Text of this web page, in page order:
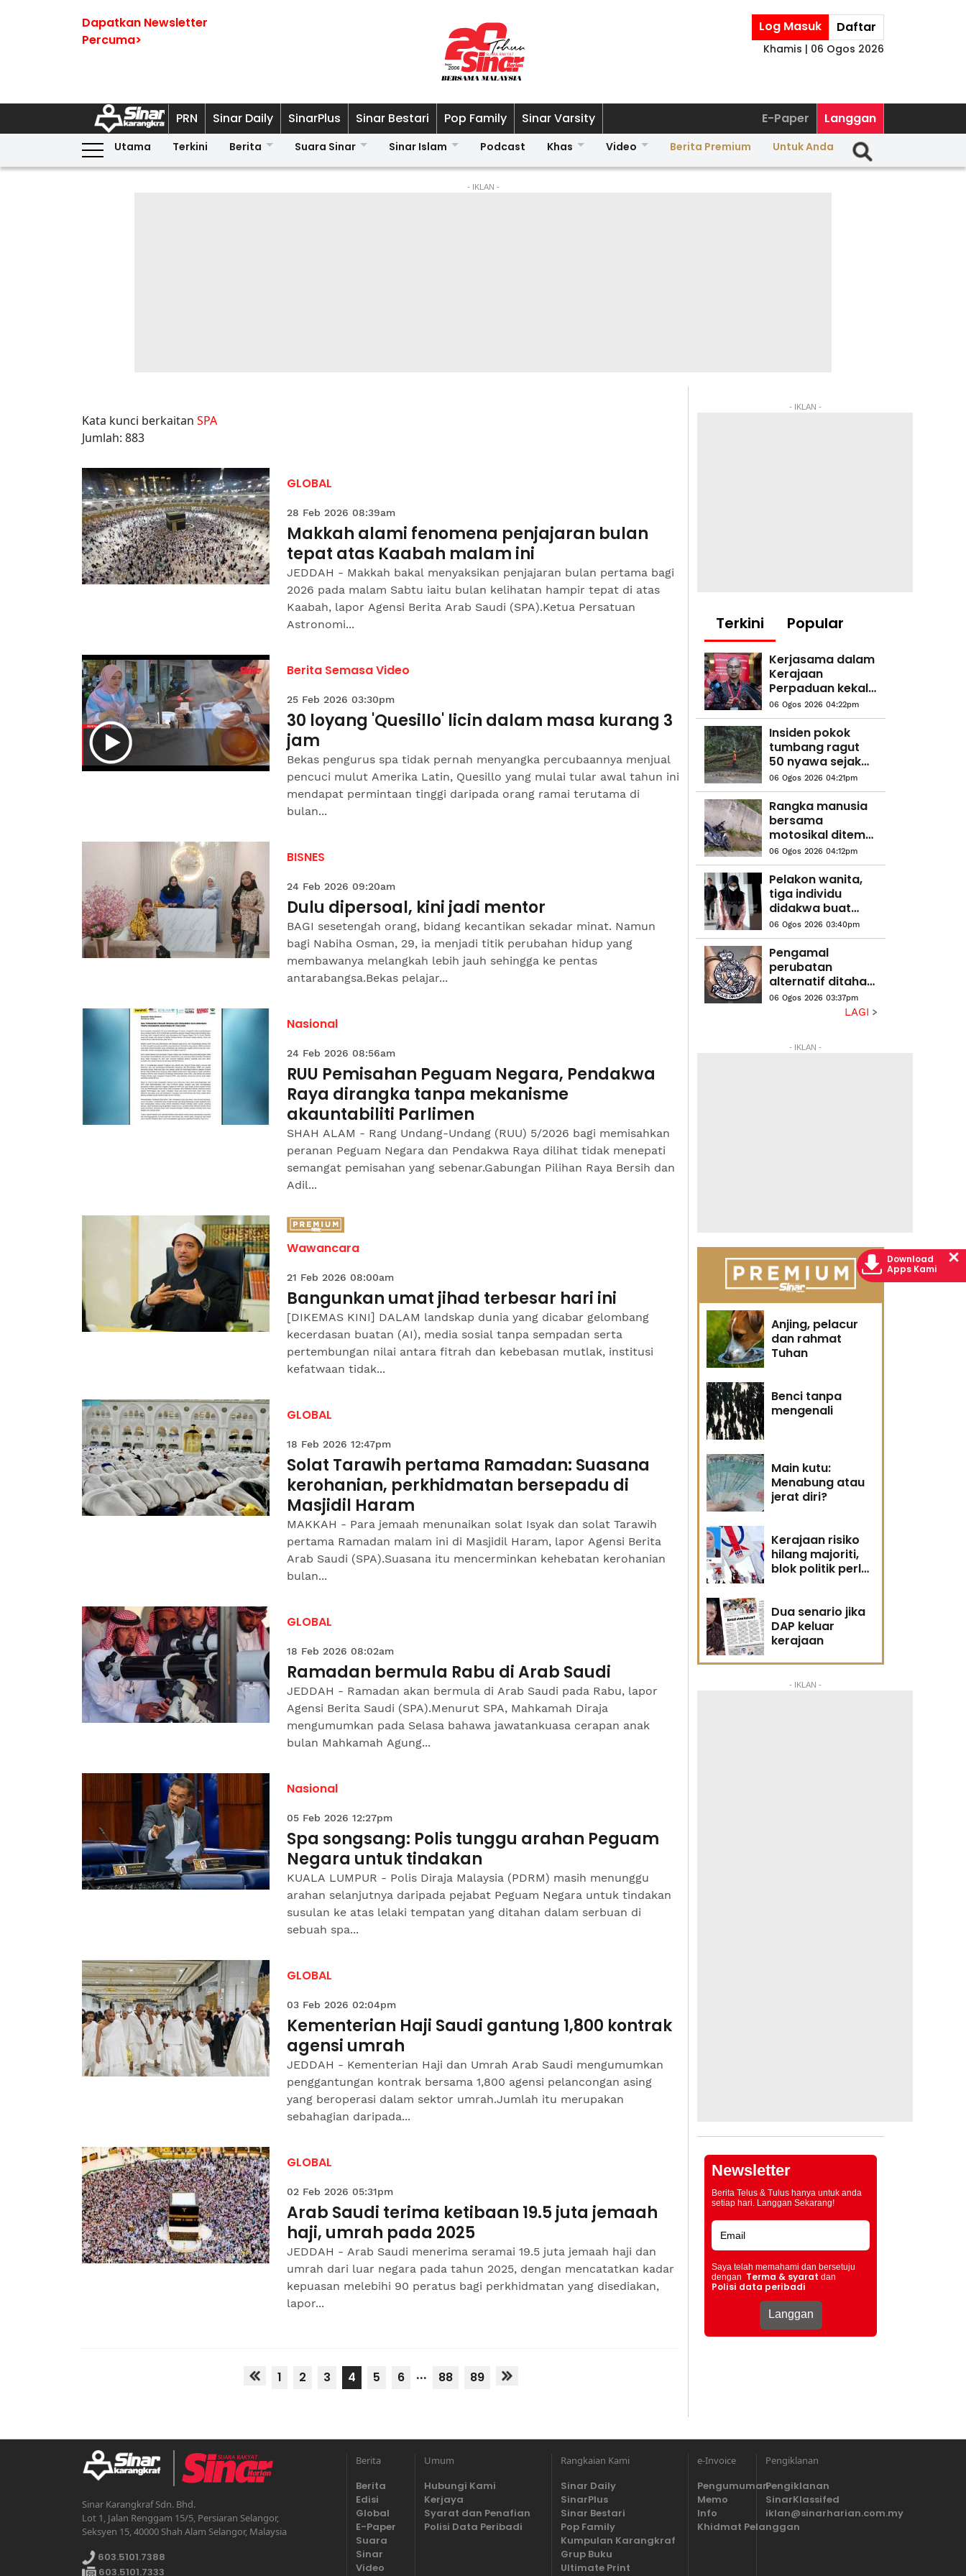
Dapatkan Newsletter
Percuma>
Log Masuk Daftar
Khamis | 06 Ogos 2026
PRN Sinar Daily SinarPlus Sinar Bestari Pop Family Sinar Varsity E-Paper Langgan
Utama Terkini Berita Suara Sinar Sinar Islam Podcast Khas Video Berita Premium Untuk Anda
- IKLAN -
Kata kunci berkaitan SPA
Jumlah: 883
GLOBAL
28 Feb 2026 08:39am
Makkah alami fenomena penjajaran bulan
tepat atas Kaabah malam ini
JEDDAH - Makkah bakal menyaksikan penjajaran bulan pertama bagi
2026 pada malam Sabtu iaitu bulan kelihatan hampir tepat di atas
Kaabah, lapor Agensi Berita Arab Saudi (SPA).Ketua Persatuan
Astronomi...
Berita Semasa Video
25 Feb 2026 03:30pm
30 loyang 'Quesillo' licin dalam masa kurang 3
jam
Bekas pengurus spa tidak pernah menyangka percubaannya menjual
pencuci mulut Amerika Latin, Quesillo yang mulai tular awal tahun ini
mendapat permintaan tinggi daripada orang ramai terutama di
bulan...
BISNES
24 Feb 2026 09:20am
Dulu dipersoal, kini jadi mentor
BAGI sesetengah orang, bidang kecantikan sekadar minat. Namun
bagi Nabiha Osman, 29, ia menjadi titik perubahan hidup yang
membawanya melangkah lebih jauh sehingga ke pentas
antarabangsa.Bekas pelajar...
Nasional
24 Feb 2026 08:56am
RUU Pemisahan Peguam Negara, Pendakwa
Raya dirangka tanpa mekanisme
akauntabiliti Parlimen
SHAH ALAM - Rang Undang-Undang (RUU) 5/2026 bagi memisahkan
peranan Peguam Negara dan Pendakwa Raya dilihat tidak menepati
semangat pemisahan yang sebenar.Gabungan Pilihan Raya Bersih dan
Adil...
Wawancara
21 Feb 2026 08:00am
Bangunkan umat jihad terbesar hari ini
[DIKEMAS KINI] DALAM landskap dunia yang dicabar gelombang
kecerdasan buatan (AI), media sosial tanpa sempadan serta
pertembungan nilai antara fitrah dan kebebasan mutlak, institusi
kefatwaan tidak...
GLOBAL
18 Feb 2026 12:47pm
Solat Tarawih pertama Ramadan: Suasana
kerohanian, perkhidmatan bersepadu di
Masjidil Haram
MAKKAH - Para jemaah menunaikan solat Isyak dan solat Tarawih
pertama Ramadan malam ini di Masjidil Haram, lapor Agensi Berita
Arab Saudi (SPA).Suasana itu mencerminkan kehebatan kerohanian
bulan...
GLOBAL
18 Feb 2026 08:02am
Ramadan bermula Rabu di Arab Saudi
JEDDAH - Ramadan akan bermula di Arab Saudi pada Rabu, lapor
Agensi Berita Saudi (SPA).Menurut SPA, Mahkamah Diraja
mengumumkan pada Selasa bahawa jawatankuasa cerapan anak
bulan Mahkamah Agung...
Nasional
05 Feb 2026 12:27pm
Spa songsang: Polis tunggu arahan Peguam
Negara untuk tindakan
KUALA LUMPUR - Polis Diraja Malaysia (PDRM) masih menunggu
arahan selanjutnya daripada pejabat Peguam Negara untuk tindakan
susulan ke atas lelaki tempatan yang ditahan dalam serbuan di
sebuah spa...
GLOBAL
03 Feb 2026 02:04pm
Kementerian Haji Saudi gantung 1,800 kontrak
agensi umrah
JEDDAH - Kementerian Haji dan Umrah Arab Saudi mengumumkan
penggantungan kontrak bersama 1,800 agensi pelancongan asing
yang beroperasi dalam sektor umrah.Jumlah itu merupakan
sebahagian daripada...
GLOBAL
02 Feb 2026 05:31pm
Arab Saudi terima ketibaan 19.5 juta jemaah
haji, umrah pada 2025
JEDDAH - Arab Saudi menerima seramai 19.5 juta jemaah haji dan
umrah dari luar negara pada tahun 2025, dengan mencatatkan kadar
kepuasan melebihi 90 peratus bagi perkhidmatan yang disediakan,
lapor...
1 2 3 4 5 6 ... 88 89
- IKLAN -
Terkini Popular
Kerjasama dalam
Kerajaan
Perpaduan kekal
utuh, stabil -
Fahmi
06 Ogos 2026 04:22pm
Insiden pokok
tumbang ragut
50 nyawa sejak
2021
06 Ogos 2026 04:21pm
Rangka manusia
bersama
motosikal ditemui
dalam longkang
06 Ogos 2026 04:12pm
Pelakon wanita,
tiga individu
didakwa buat
tuntutan palsu
insentif PERKESO
06 Ogos 2026 03:40pm
Pengamal
perubatan
alternatif ditahan
disyaki cabul
pelanggan wanita
06 Ogos 2026 03:37pm
LAGI
- IKLAN -
Anjing, pelacur
dan rahmat
Tuhan
Benci tanpa
mengenali
Main kutu:
Menabung atau
jerat diri?
Kerajaan risiko
hilang majoriti,
blok politik perlu
Dua senario jika
DAP keluar
kerajaan
- IKLAN -
Newsletter
Berita Telus & Tulus hanya untuk anda
setiap hari. Langgan Sekarang!
Saya telah memahami dan bersetuju
dengan Terma & syarat dan
Polisi data peribadi
Sinar Karangkraf Sdn. Bhd.
Lot 1, Jalan Renggam 15/5, Persiaran Selangor,
Seksyen 15, 40000 Shah Alam Selangor, Malaysia
603.5101.7388
603.5101.7333
Berita
Berita
Edisi
Global
E-Paper
Suara
Sinar
Video
Umum
Hubungi Kami
Kerjaya
Syarat dan Penafian
Polisi Data Peribadi
Rangkaian Kami
Sinar Daily
SinarPlus
Sinar Bestari
Pop Family
Kumpulan Karangkraf
Grup Buku
Ultimate Print
e-Invoice
Pengumuman
Memo
Info
Khidmat Pelanggan
Pengiklanan
Pengiklanan
SinarKlassifed
iklan@sinarharian.com.my
Download
Apps Kami